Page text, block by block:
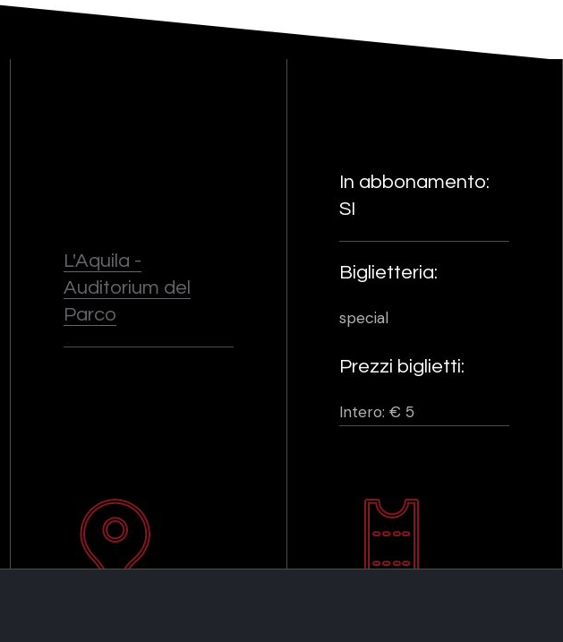
L'Aquila -
Auditorium del
Parco
In abbonamento:
SI
Biglietteria:
special
Prezzi biglietti:
Intero: € 5